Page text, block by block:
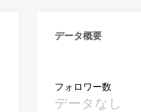
データ概要
フォロワー数
データなし